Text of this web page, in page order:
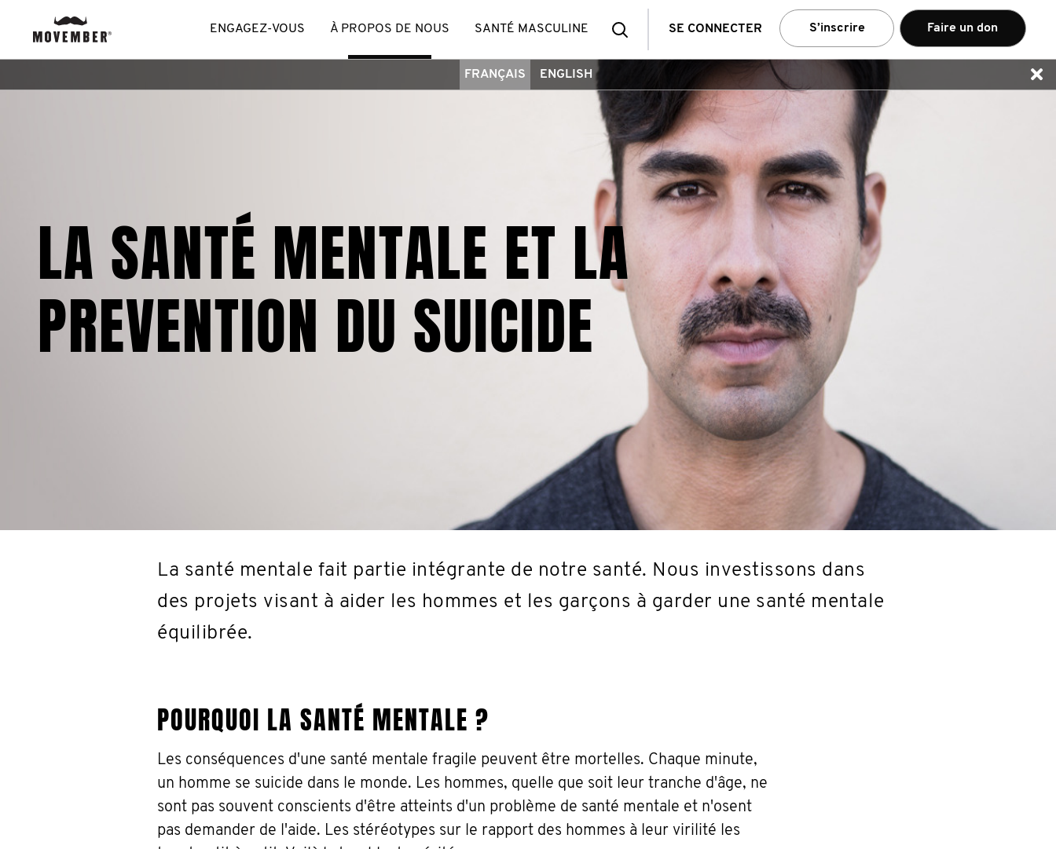
RechercheSE CONNECTER S’inscrire Faire un don
ENGAGEZ-VOUS À PROPOS DE NOUS SANTÉ MASCULINE
FRANÇAIS ENGLISH
LA SANTÉ MENTALE ET LA
PREVENTION DU SUICIDE
La santé mentale fait partie intégrante de notre santé. Nous investissons dans
des projets visant à aider les hommes et les garçons à garder une santé mentale
équilibrée.
POURQUOI LA SANTÉ MENTALE ?
Les conséquences d'une santé mentale fragile peuvent être mortelles. Chaque minute,
un homme se suicide dans le monde. Les hommes, quelle que soit leur tranche d'âge, ne
sont pas souvent conscients d'être atteints d'un problème de santé mentale et n'osent
pas demander de l'aide. Les stéréotypes sur le rapport des hommes à leur virilité les